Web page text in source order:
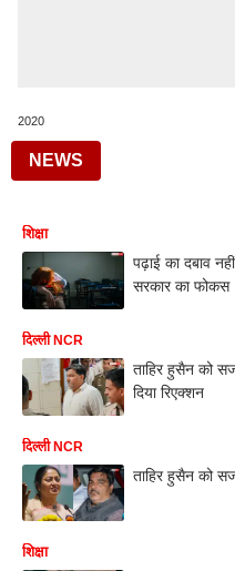
2020
NEWS
शिक्षा
पढ़ाई का दबाव
सरकार का फोकस
दिल्ली NCR
ताहिर हुसैन को
दिया रिएक्शन
दिल्ली NCR
ताहिर हुसैन को
शिक्षा